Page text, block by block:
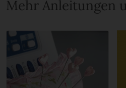
Mehr Anleitungen